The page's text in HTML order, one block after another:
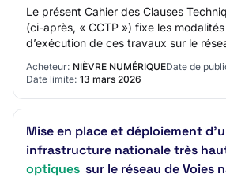
Le présent Cahier des Clauses
(ci-après, « CCTP ») fixe les
d’exécution de ces travaux sur le
publique à très haut débit (FTTH) de
Acheteur: NIÈVRE NUMÉRIQUEDate de
Date limite: 13 mars 2026
Mise en place et déploiement
infrastructure nationale très
optiques sur le réseau de Voies